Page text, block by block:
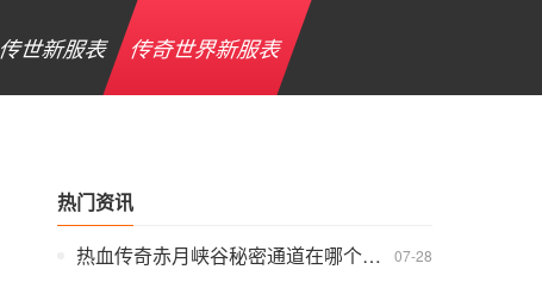
传世新服表 传奇世界新服表
热门资讯
热血传奇赤月峡谷秘密通道在哪个位置
07-28